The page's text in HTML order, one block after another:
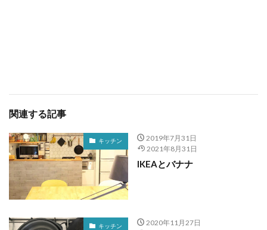
関連する記事
キッチン
2019年7月31日
2021年8月31日
IKEAとバナナ
キッチン
2020年11月27日